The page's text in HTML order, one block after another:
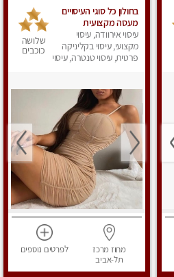
בחולון כל סוגי העיסויים
מעסה מקצועית
ואיכותית פרטי!!!
עיסוי אירוודה, עיסוי
מקצועי, עיסוי בקליניקה
פרטית, עיסוי טנטרה, עיסוי
שלושה
כוכבים
מחוז מרכז
תל-אביב
לפרטים נוספים